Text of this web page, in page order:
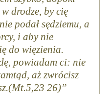
drodze, by cię
podał sędziemu, a
i aby nie
do więzienia.
powiadam ci: nie
aż zwrócisz
26)